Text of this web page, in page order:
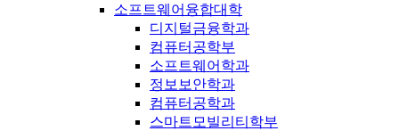
소프트웨어융합대학
디지털금융학과
컴퓨터공학부
소프트웨어학과
정보보안학과
컴퓨터공학과
스마트모빌리티학부